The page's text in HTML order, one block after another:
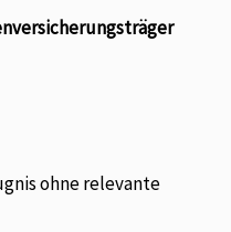
ohne relevante